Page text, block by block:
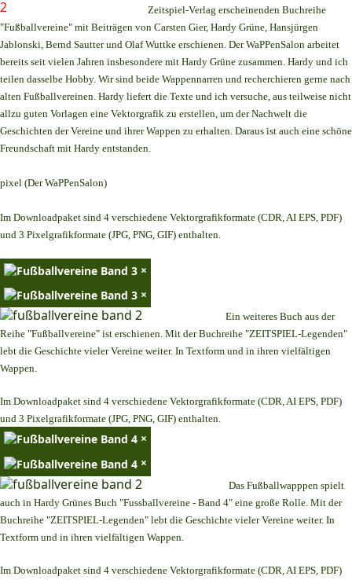
Zeitspiel-Verlag erscheinenden Buchreihe
"Fußballvereine" mit Beiträgen von Carsten Gier, Hardy Grüne, Hansjürgen
Jablonski, Bernd Sautter und Olaf Wuttke erschienen. Der WaPPenSalon arbeitet
bereits seit vielen Jahren insbesondere mit Hardy Grüne zusammen. Hardy und ich
teilen dasselbe Hobby. Wir sind beide Wappennarren und recherchieren gerne nach
alten Fußballvereinen. Hardy liefert die Texte und ich versuche, aus teilweise nicht
allzu guten Vorlagen eine Vektorgrafik zu erstellen, um der Nachwelt die
Geschichten der Vereine und ihrer Wappen zu erhalten. Daraus ist auch eine schöne
Freundschaft mit Hardy entstanden.
pixel (Der WaPPenSalon)
Im Downloadpaket sind 4 verschiedene Vektorgrafikformate (CDR, AI EPS, PDF)
und 3 Pixelgrafikformate (JPG, PNG, GIF) enthalten.
×
×
Ein weiteres Buch aus der
Reihe "Fußballvereine" ist erschienen. Mit der Buchreihe "ZEITSPIEL-Legenden"
lebt die Geschichte vieler Vereine weiter. In Textform und in ihren vielfältigen
Wappen.
Im Downloadpaket sind 4 verschiedene Vektorgrafikformate (CDR, AI EPS, PDF)
und 3 Pixelgrafikformate (JPG, PNG, GIF) enthalten.
×
×
Das Fußballwapppen spielt
auch in Hardy Grünes Buch "Fussballvereine - Band 4" eine große Rolle. Mit der
Buchreihe "ZEITSPIEL-Legenden" lebt die Geschichte vieler Vereine weiter. In
Textform und in ihren vielfältigen Wappen.
Im Downloadpaket sind 4 verschiedene Vektorgrafikformate (CDR, AI EPS, PDF)